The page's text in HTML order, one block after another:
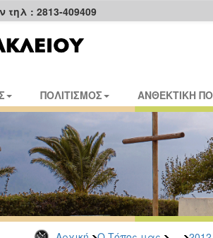
: 2813-409409
ΠΟΛΙΤΙΣΜΟΣ ΑΝΘΕΚΤΙΚΗ